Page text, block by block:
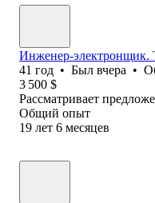
Инженер-электронщик.
41 год • Был вчера •
3 500 $
Рассматривает
Общий опыт
19 лет 6 месяцев